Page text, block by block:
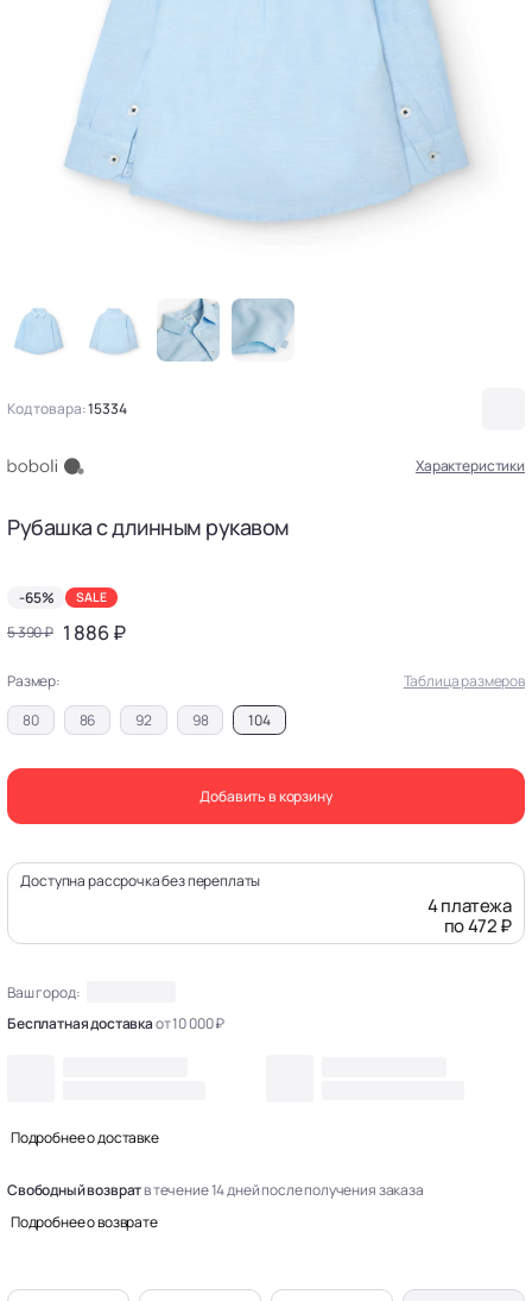
Код товара:15334
Характеристики
Рубашка с длинным рукавом
-65% SALE
5 390 ₽ 1 886 ₽
Размер:
Таблица размеров
80
86 92 98 104
Добавить в корзину
Доступна рассрочка без переплаты
4 платежа
по 472 ₽
Ваш город:
Бесплатная доставкаот 10 000 ₽
Подробнее о доставке
Свободный возвратв течение 14 дней после получения заказа
Подробнее о возврате